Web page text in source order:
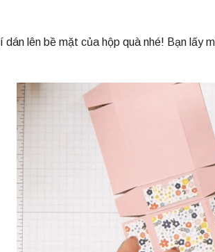
dán lên bề mặt của hộp quà nhé! Bạn lấy